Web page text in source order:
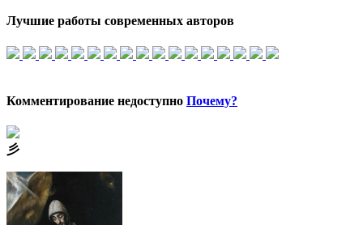
Лучшие работы современных авторов
Комментирование недоступно Почему?
⼺